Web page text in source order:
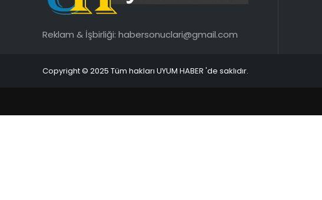
Reklam & İşbirliği: habersonuclari@gmail.com
Copyright © 2025 Tüm hakları UYUM HABER 'de saklıdır.